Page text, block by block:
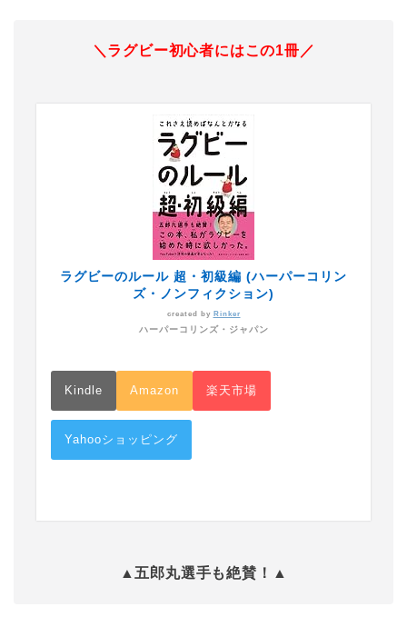
＼ラグビー初心者にはこの1冊／
ラグビーのルール 超・初級編 (ハーパーコリン
ズ・ノンフィクション)
created by Rinker
ハーパーコリンズ・ジャパン
Kindle Amazon 楽天市場
Yahooショッピング
▲五郎丸選手も絶賛！▲